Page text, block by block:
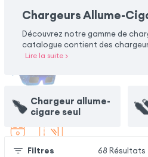
Chargeurs Allume-
Découvrez notre gamme de
catalogue contient des
Lire la suite>
Chargeur allume-
cigare seul
Filtres 68 Résultats